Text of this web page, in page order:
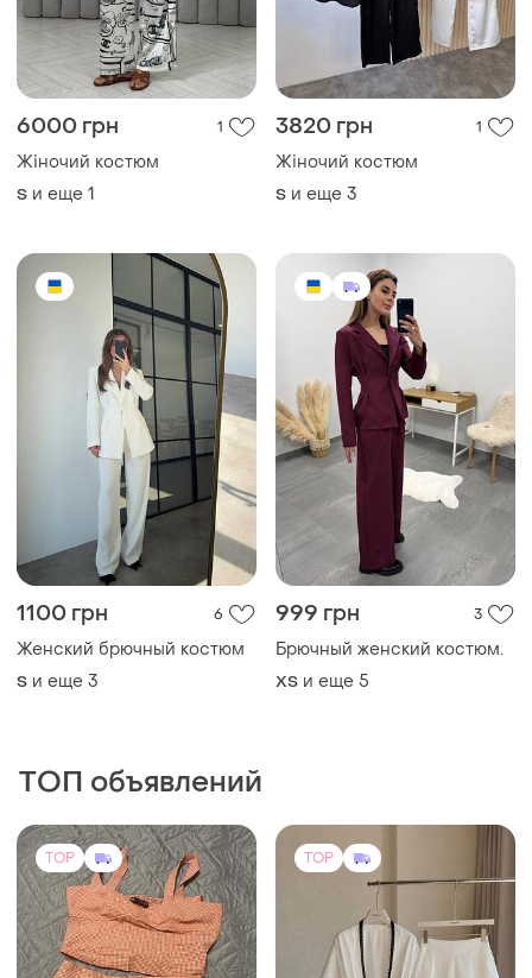
Жіночий костюм
S и еще
Жіночий костюм
1100 грн 6
Женский брючный костюм
и еще 3
999 грн 3
Брючный женский костюм.
ХS и еще 5
ТОП объявлений